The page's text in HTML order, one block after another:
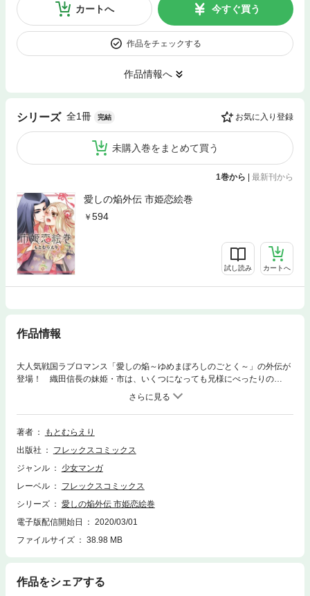
カートへ 今すぐ買う
作品をチェックする
作品情報へ
シリーズ 全1冊 完結 お気に入り登録
未購入巻をまとめて買う
1巻から | 最新刊から
愛しの焔外伝 市姫恋絵巻
594
試し読み カートへ
作品情報
大人気戦国ラブロマンス「愛しの焔～ゆめまぼろしのごとく～」の外伝が
登場！ 織田信長の妹姫・市は、いくつになっても兄様にべったりの
日々。けれど、ある日、その愛する兄から「浅井長政に嫁げ」と申しつけ
られて……。今度は、琵琶湖が恋の炎で燃え上がる!? もとむらえりが贈
る、戦国ラブロマンス・第二弾！
著者
もとむらえり
出版社
フレックスコミックス
ジャンル
少女マンガ
レーベル
フレックスコミックス
シリーズ
愛しの焔外伝 市姫恋絵巻
電子版配信開始日
2020/03/01
ファイルサイズ
38.98 MB
作品をシェアする